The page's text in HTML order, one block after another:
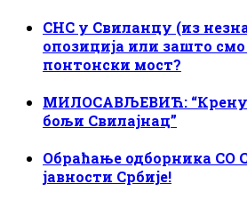
СНС у Свиланцу (из
опозиција или зашто
понтонски мост?
МИЛОСАВЉЕВИЋ:
бољи Свилајнац”
Обраћање одборника СО
јавности Србије!